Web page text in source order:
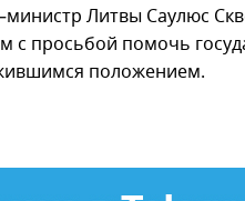
Литвы Саулюс
с просьбой помочь
положением.